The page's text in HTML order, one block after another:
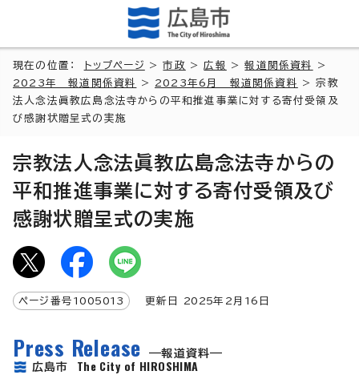
現在の位置： トップページ >市政 >広報 >報道関係資料
>
2023年 報道関係資料
> 2023年6月 報道関係資料
> 宗教
法人念法眞教広島念法寺からの平和推進事業に対する寄付受領及
び感謝状贈呈式の実施
宗教法人念法眞教広島念法寺からの
平和推進事業に対する寄付受領及び
感謝状贈呈式の実施
ページ番号 1005013 更新日 2025年2月 16 日
Press Release
報道資料
広島市 The City of HIROSHIMA